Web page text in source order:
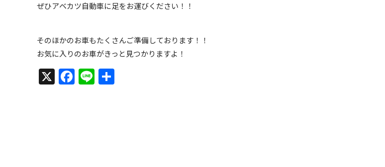
ぜひアベカツ自動車に足をお運びください！！
そのほかのお車もたくさんご準備しております！！
お気に入りのお車がきっと見つかりますよ！
X Facebook
Line